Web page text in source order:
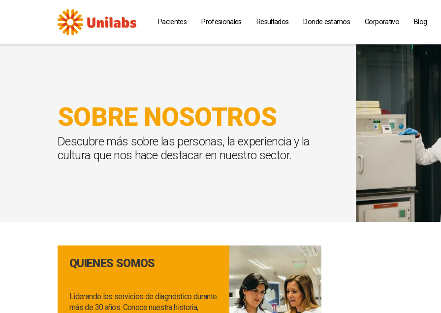
Pacientes Profesionales Resultados Donde estamos Corporativo Blog
SOBRE NOSOTROS
Descubre más sobre las personas, la experiencia y la
cultura que nos hace destacar en nuestro sector.
QUIENES SOMOS
Liderando los servicios de diagnóstico durante
más de 30 años. Conoce nuestra historia,